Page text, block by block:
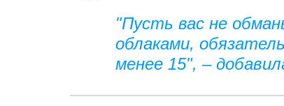
"Пусть вас не
облаками,
менее 15", –